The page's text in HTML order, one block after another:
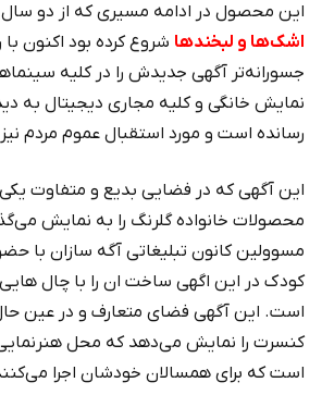
این محصول در ادامه مسیری که از دو
اشکها و لبخندها شروع کرده بود اکنون با
جسورانه‌تر آگهی جدید‌ش را در کلیه
نمایش خانگی و کلیه مجاری دیجیتال به
رسانده است و مورد استقبال عموم مردم
این آگهی که در فضایی بدیع و متفاوت
محصولات خانواده گلرنگ را به نمایش
مسوولین کانون تبلیغاتی آگه سازان با
کودک در این اگهی ساخت ان را با چال هایی
است. این آگهی فضای متعارف و در عین
کنسرت را نمایش می‌دهد که محل
است که برای همسالان خودشان اجرا